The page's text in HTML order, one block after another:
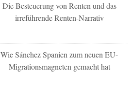
Die Besteuerung von Renten und das
irreführende Renten-Narrativ
Wie Sánchez Spanien zum neuen EU-
Migrationsmagneten gemacht hat